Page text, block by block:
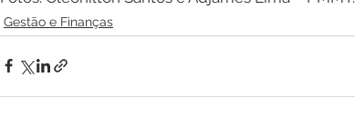
Gestão e Finanças